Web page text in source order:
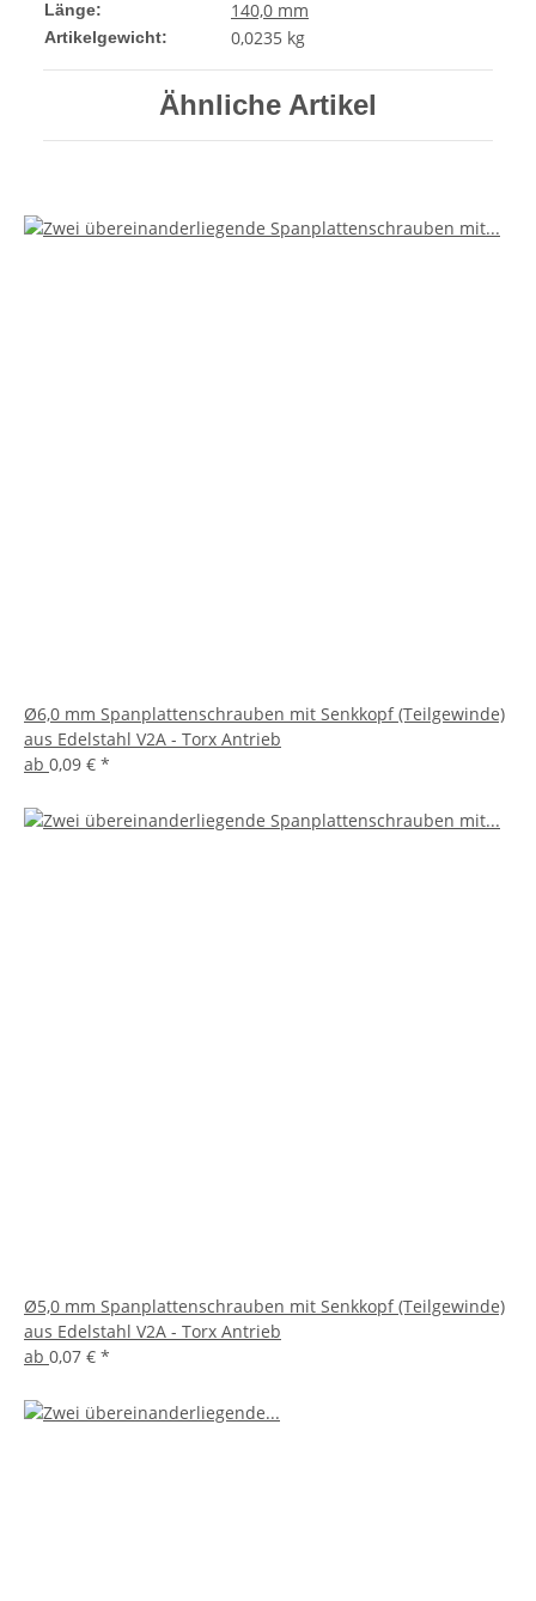
Länge: 140,0 mm
Artikelgewicht: 0,0235 kg
Ähnliche Artikel
Ø6,0 mm Spanplattenschrauben mit Senkkopf (Teilgewinde)
aus Edelstahl V2A - Torx Antrieb
ab 0,09 € *
Ø5,0 mm Spanplattenschrauben mit Senkkopf (Teilgewinde)
aus Edelstahl V2A - Torx Antrieb
ab 0,07 € *